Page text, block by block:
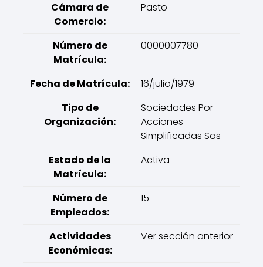
Cámara de
Comercio:
Pasto
Número de
Matrícula:
0000007780
Fecha de Matrícula:
16/julio/1979
Tipo de
Organización:
Sociedades Por
Acciones
Simplificadas Sas
Estado de la
Matrícula:
Activa
Número de
Empleados:
15
Actividades
Económicas:
Ver sección anterior